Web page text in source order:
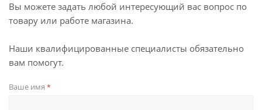
Вы можете задать любой интересующий вас вопрос по
товару или работе магазина.
Наши квалифицированные специалисты обязательно
вам помогут.
Ваше имя *